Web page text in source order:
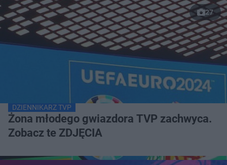
27
DZIENNIKARZ TVP
Żona młodego gwiazdora TVP zachwyca.
Zobacz te ZDJĘCIA